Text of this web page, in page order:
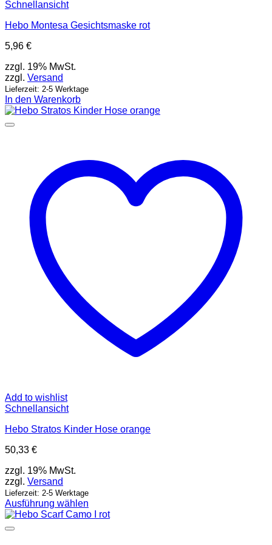
Schnellansicht
Hebo Montesa Gesichtsmaske rot
5,96 €
zzgl. 19% MwSt.
zzgl. Versand
Lieferzeit: 2-5 Werktage
In den Warenkorb
Add to wishlist
Schnellansicht
Hebo Stratos Kinder Hose orange
50,33 €
zzgl. 19% MwSt.
zzgl. Versand
Lieferzeit: 2-5 Werktage
Ausführung wählen
Dieses
Produkt